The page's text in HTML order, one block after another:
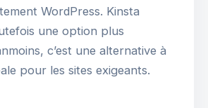
WordPress. Kinsta
une option plus
c’est une alternative à
pour les sites exigeants.